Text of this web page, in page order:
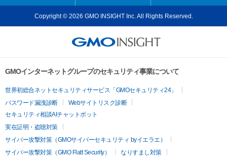
Copyright © 2026 GMO INSIGHT Inc. All Rights Reserved.
GMOインターネットグループのセキュリティ事業について
世界初総合ネットセキュリティサービス「GMOセキュリティ24」
パスワード漏洩診断
Webサイトリスク診断
セキュリティ相談AIチャットボット
実在証明・盗聴対策
サイバー攻撃対策（GMOサイバーセキュリティ byイエラエ）
サイバー攻撃対策（GMO Flatt Security）
なりすまし対策